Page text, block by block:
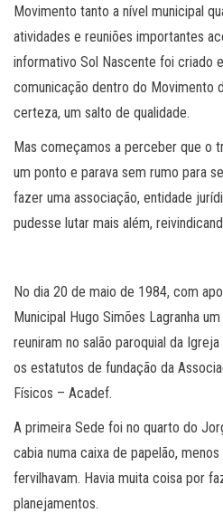
Movimento tanto a nível municipal
atividades e reuniões importantes
informativo Sol Nascente foi criado
comunicação dentro do Movimento
certeza, um salto de qualidade.
Mas começamos a perceber que o
um ponto e parava sem rumo para
fazer uma associação, entidade
pudesse lutar mais além,
No dia 20 de maio de 1984, com
Municipal Hugo Simões Lagranha
reuniram no salão paroquial da
os estatutos de fundação da
Físicos – Acadef.
A primeira Sede foi no quarto do
cabia numa caixa de papelão,
fervilhavam. Havia muita coisa por
planejamentos.